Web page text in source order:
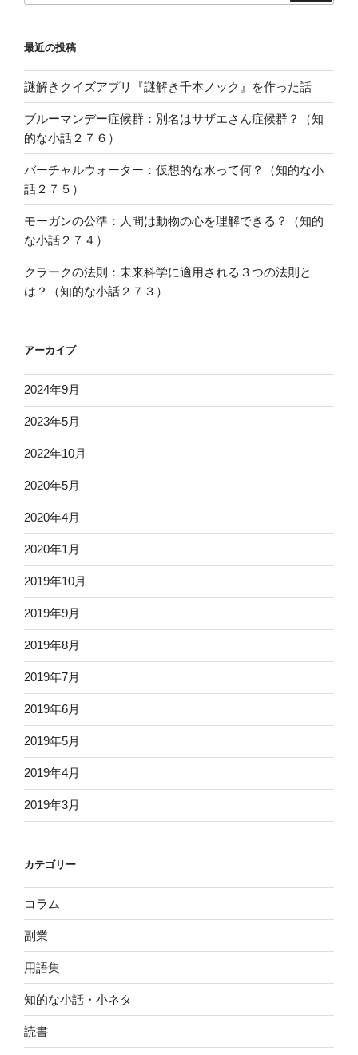
最近の投稿
謎解きクイズアプリ『謎解き千本ノック』を作った話
ブルーマンデー症候群：別名はサザエさん症候群？（知
的な小話２７６）
バーチャルウォーター：仮想的な水って何？（知的な小
話２７５）
モーガンの公準：人間は動物の心を理解できる？（知的
な小話２７４）
クラークの法則：未来科学に適用される３つの法則と
は？（知的な小話２７３）
アーカイブ
2024年9月
2023年5月
2022年10月
2020年5月
2020年4月
2020年1月
2019年10月
2019年9月
2019年8月
2019年7月
2019年6月
2019年5月
2019年4月
2019年3月
カテゴリー
コラム
副業
用語集
知的な小話・小ネタ
読書